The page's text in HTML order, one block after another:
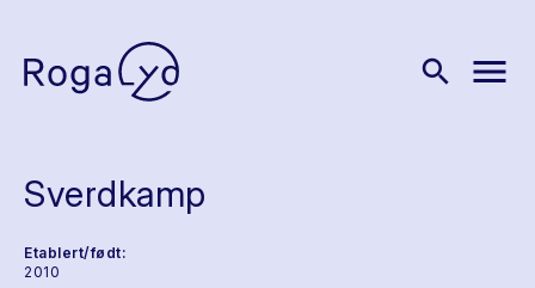
search menu
Sverdkamp
Etablert/født:
2010